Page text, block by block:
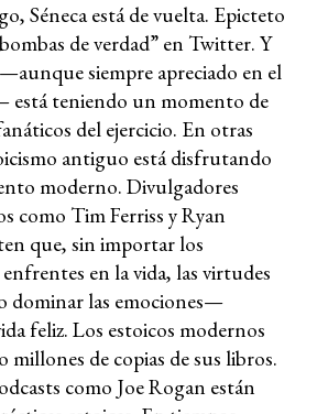
Séneca está de vuelta. Epicteto
de verdad” en Twitter. Y
siempre apreciado en el
teniendo un momento de
del ejercicio. En otras
antiguo está disfrutando
moderno. Divulgadores
como Tim Ferriss y Ryan
que, sin importar los
en la vida, las virtudes
dominar las emociones—
feliz. Los estoicos modernos
millones de copias de sus libros.
como Joe Rogan están